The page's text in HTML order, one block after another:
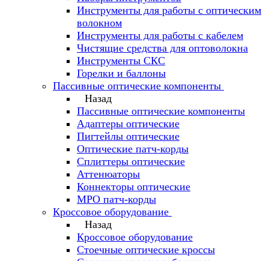
Инструменты для работы с оптическим
волокном
Инструменты для работы с кабелем
Чистящие средства для оптоволокна
Инструменты СКС
Горелки и баллоны
Пассивные оптические компоненты
Назад
Пассивные оптические компоненты
Адаптеры оптические
Пигтейлы оптические
Оптические патч-корды
Сплиттеры оптические
Аттенюаторы
Коннекторы оптические
MPO патч-корды
Кроссовое оборудование
Назад
Кроссовое оборудование
Стоечные оптические кроссы